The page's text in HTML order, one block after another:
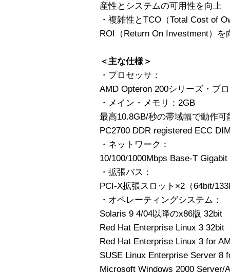
産性とシステムの可用性を向上
・複雑性とTCO（Total Cost of
ROI（Return On Investment）を
＜主な仕様＞
・プロセッサ：
AMD Opteron 200シリーズ・プ
・メイン・メモリ：2GB
最高10.8GB/秒の帯域幅で動作
PC2700 DDR registered ECC
・ネットワーク：
10/100/1000Mbps Base-T
・拡張バス：
PCI-X拡張スロット×2（64bit/
・オペレーティングシステム：
Solaris 9 4/04以降のx86版 32bit
Red Hat Enterprise Linux 3 32bit
Red Hat Enterprise Linux 3 for
SUSE Linux Enterprise Server 8
Microsoft Windows 2000 Server/